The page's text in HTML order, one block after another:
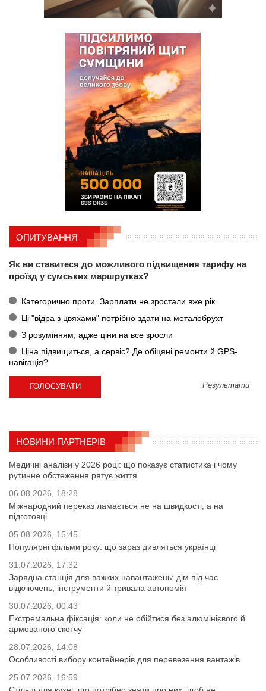
ОПИТУВАННЯ
Як ви ставитеся до можливого підвищення тарифу на
проїзд у сумських маршрутках?
Категорично проти. Зарплати не зростали вже рік
Ці "відра з цвяхами" потрібно здати на металобрухт
З розумінням, адже ціни на все зросли
Ціна підвищиться, а сервіс? Де обіцяні ремонти й GPS-
навігація?
Результати
НОВИНИ ПАРТНЕРІВ
Медичні аналізи у 2026 році: що показує статистика і чому
рутинне обстеження рятує життя
06.08.2026, 18:28
Міжнародний переказ ламається не на швидкості, а на
підготовці
05.08.2026, 15:45
Популярні фільми року: що зараз дивляться українці
31.07.2026, 17:32
Зарядна станція для важких навантажень: дім під час
відключень, інструменти й тривала автономія
30.07.2026, 00:43
Екстремальна фіксація: коли не обійтися без алюмінієвого й
армованого скотчу
28.07.2026, 14:08
Особливості вибору контейнерів для перевезення вантажів
25.07.2026, 16:59